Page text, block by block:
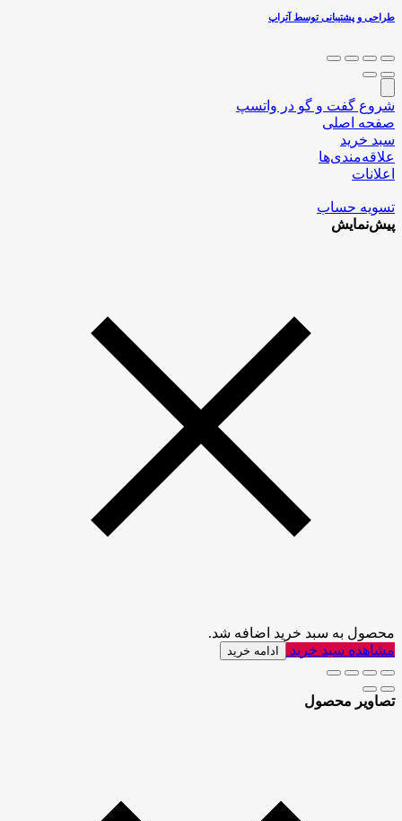
طراحی و پشتیبانی توسط آتراپ
شروع گفت و گو در واتسپ
صفحه اصلی
سبد خرید
علاقه‌مندی‌ها
اعلانات
تسویه حساب
پیش‌نمایش
محصول به سبد خرید اضافه شد.
مشاهده سبد خرید
ادامه خرید
تصاویر محصول